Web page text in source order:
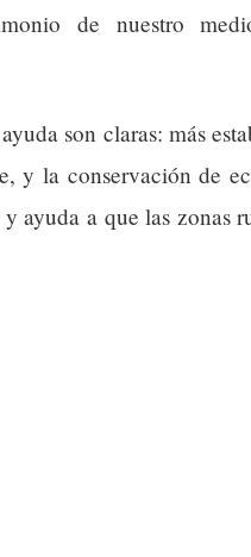
de nuestro
son claras: más
y la conservación de
ayuda a que las zonas